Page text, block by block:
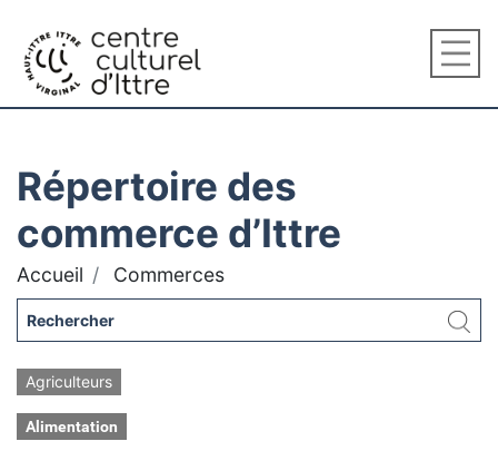
Répertoire des
commerce d’Ittre
Accueil Commerces
Agriculteurs
Alimentation